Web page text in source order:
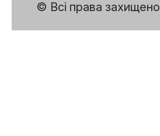
© Всі права захищено